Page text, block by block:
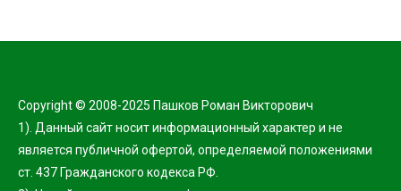
Copyright © 2008-2025 Пашков Роман Викторович
1). Данный сайт носит информационный характер и не
является публичной офертой, определяемой положениями
ст. 437 Гражданского кодекса РФ.